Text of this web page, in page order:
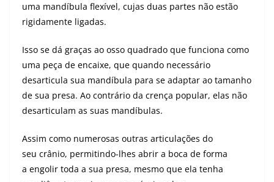
uma mandíbula flexível, cujas duas partes não estão
rigidamente ligadas.
Isso se dá graças ao osso quadrado que funciona como
uma peça de encaixe, que quando necessário
desarticula sua mandíbula para se adaptar ao tamanho
de sua presa. Ao contrário da crença popular, elas não
desarticulam as suas mandíbulas.
Assim como numerosas outras articulações do
seu crânio, permitindo-lhes abrir a boca de forma
a engolir toda a sua presa, mesmo que ela tenha